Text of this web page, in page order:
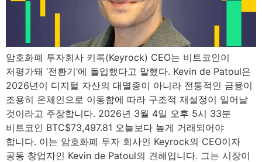
암호화폐 투자회사 키록(Keyrock) CEO는 비트코인이
저평가돼 ‘전환기’에 돌입했다고 말했다. Kevin de Patoul은
2026년이 디지털 자산의 대멸종이 아니라 전통적인 금융이
조용히 온체인으로 이동함에 따라 구조적 재설정이 일어날
것이라고 주장합니다. 2026년 3월 4일 오후 5시 33분
비트코인 BTC$73,497.81 오늘보다 높게 거래되어야
합니다. 이는 암호화폐 투자 회사인 Keyrock의 CEO이자
공동 창업자인 Kevin de Patoul의 견해입니다. 그는 시장이